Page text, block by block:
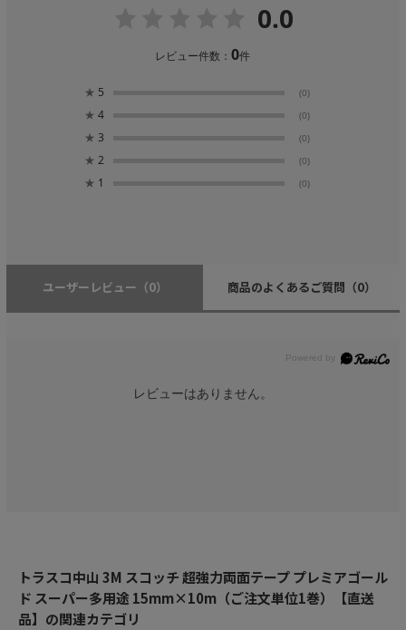
0.0
レビュー件数：0件
★ 5 (0)
★ 4 (0)
★ 3 (0)
★ 2 (0)
★ 1 (0)
ユーザーレビュー （0） 商品のよくあるご質問 （0）
レビューはありません。
トラスコ中山 3M スコッチ 超強力両面テープ プレミアゴール
ド スーパー多用途 15mm×10m（ご注文単位1巻）【直送
品】の関連カテゴリ